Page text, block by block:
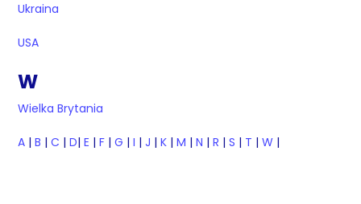
Ukraina
USA
W
Wielka Brytania
A |B |C |D|E |F |G |I |J |K |M |N |R |S | T |W |